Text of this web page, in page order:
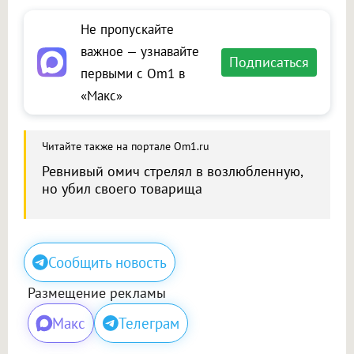
Не пропускайте
важное — узнавайте
первыми с Om1 в
«Макс»
Подписаться
Читайте также на портале Om1.ru
Ревнивый омич стрелял в возлюбленную,
но убил своего товарища
Сообщить новость
Размещение рекламы
Макс Телеграм